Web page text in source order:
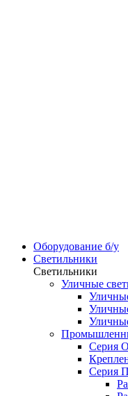
Оборудование б/у
Светильники
Светильники
Уличные
Серия
Серия